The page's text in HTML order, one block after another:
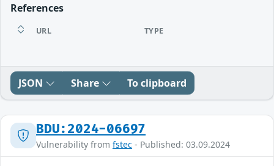
References
URL TYPE
JSON Share To clipboard
BDU:2024-06697
Vulnerability from fstec - Published: 03.09.2024